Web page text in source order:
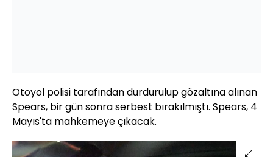
Otoyol polisi tarafından durdurulup gözaltına alınan
Spears, bir gün sonra serbest bırakılmıştı. Spears, 4
Mayıs'ta mahkemeye çıkacak.